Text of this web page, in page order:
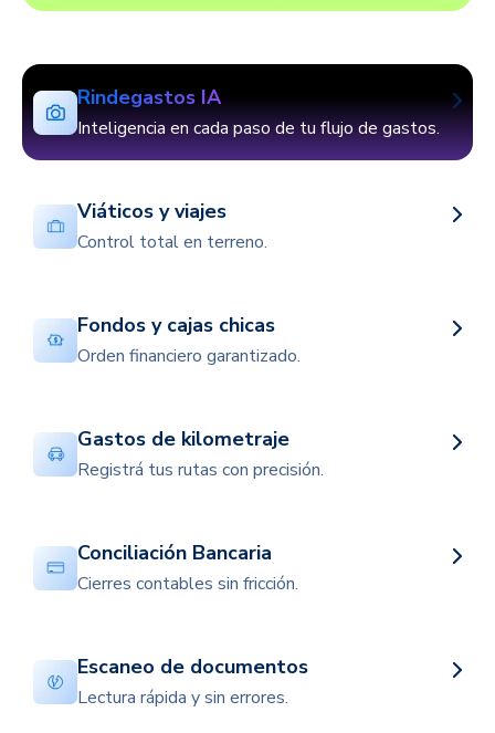
Rindegastos IA
Inteligencia en cada paso de tu flujo de gastos.
Viáticos y viajes
Control total en terreno.
Fondos y cajas chicas
Orden financiero garantizado.
Gastos de kilometraje
Registrá tus rutas con precisión.
Conciliación Bancaria
Cierres contables sin fricción.
Escaneo de documentos
Lectura rápida y sin errores.